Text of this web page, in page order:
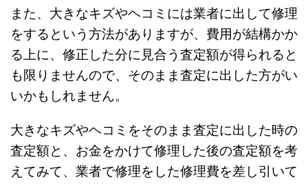
また、大きなキズやヘコミには業者に出して修理
をするという方法がありますが、費用が結構かか
る上に、修正した分に見合う査定額が得られると
も限りませんので、そのまま査定に出した方がい
いかもしれません。
大きなキズやヘコミをそのまま査定に出した時の
査定額と、お金をかけて修理した後の査定額を考
えてみて、業者で修理をした修理費を差し引いて